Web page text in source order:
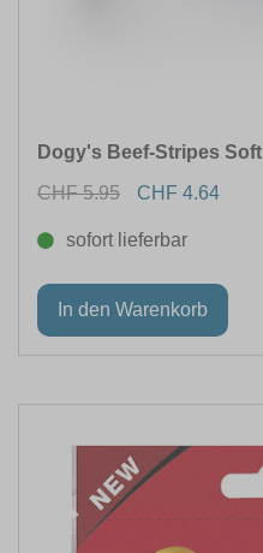
Dogy's Beef-Stripes Soft
CHF 5.95
CHF 4.64
sofort lieferbar